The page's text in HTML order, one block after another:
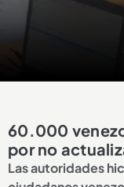
60.000
por no
Las autoridades